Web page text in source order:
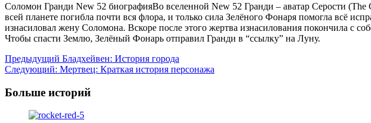
Соломон Гранди New 52 биографияВо вселенной New 52 Гранди – аватар Серости
всей планете погибла почти вся флора, и только сила Зелёного Фонаря помогла всё
изнасиловал жену Соломона. Вскоре после этого жертва изнасилования покончила с
Чтобы спасти Землю, Зелёный Фонарь отправил Гранди в “ссылку” на Луну.
Навигация
записи
Предыдущий Бладхейвен: История города
Следующий: Мертвец: Краткая история персонажа
Больше историй